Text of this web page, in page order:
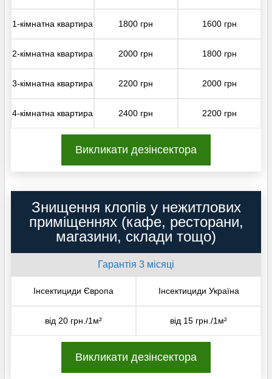
1-кімнатна квартира 1800 грн 1600 грн
2-кімнатна квартира 2000 грн 1800 грн
3-кімнатна квартира 2200 грн 2000 грн
4-кімнатна квартира 2400 грн 2200 грн
Викликати дезінсектора
Знищення клопів у нежитлових
приміщеннях (кафе, ресторани,
магазини, склади тощо)
Гарантія 3 місяці
Інсектициди Європа Інсектициди Україна
від 20 грн./1м² від 15 грн./1м²
Викликати дезінсектора